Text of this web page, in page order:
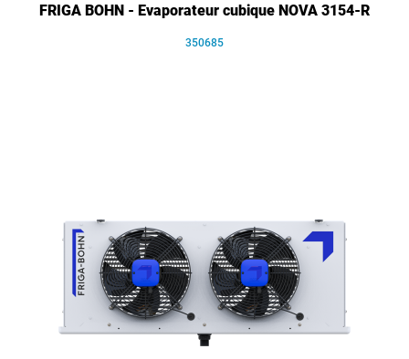
FRIGA BOHN - Evaporateur cubique NOVA 3154-R
350685